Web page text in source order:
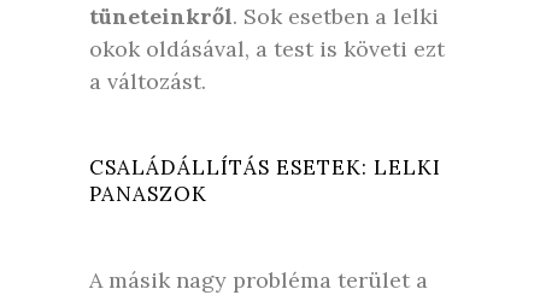
tüneteinkről. Sok esetben a lelki
okok oldásával, a test is követi ezt
a változást.
CSALÁDÁLLÍTÁS ESETEK: LELKI
PANASZOK
A másik nagy probléma terület a